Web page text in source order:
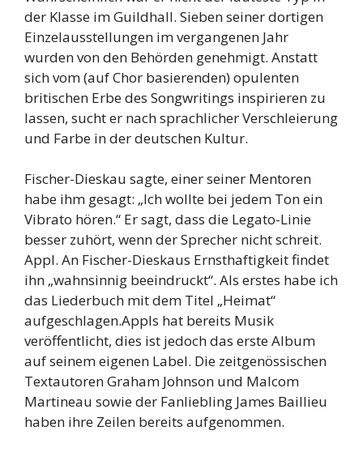
der Klasse im Guildhall. Sieben seiner dortigen
Einzelausstellungen im vergangenen Jahr
wurden von den Behörden genehmigt. Anstatt
sich vom (auf Chor basierenden) opulenten
britischen Erbe des Songwritings inspirieren zu
lassen, sucht er nach sprachlicher Verschleierung
und Farbe in der deutschen Kultur.
Fischer-Dieskau sagte, einer seiner Mentoren
habe ihm gesagt: „Ich wollte bei jedem Ton ein
Vibrato hören.“ Er sagt, dass die Legato-Linie
besser zuhört, wenn der Sprecher nicht schreit.
Appl. An Fischer-Dieskaus Ernsthaftigkeit findet
ihn „wahnsinnig beeindruckt“. Als erstes habe ich
das Liederbuch mit dem Titel „Heimat“
aufgeschlagen.Appls hat bereits Musik
veröffentlicht, dies ist jedoch das erste Album
auf seinem eigenen Label. Die zeitgenössischen
Textautoren Graham Johnson und Malcom
Martineau sowie der Fanliebling James Baillieu
haben ihre Zeilen bereits aufgenommen.